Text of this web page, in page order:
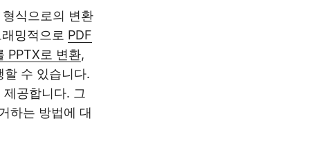
식으로의 변환
밍적으로 PDF
PPTX로 변환,
할 수 있습니다.
제공합니다. 그
하는 방법에 대